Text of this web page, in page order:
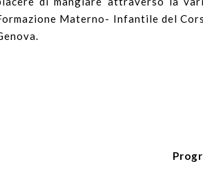
Materno- Infantile del